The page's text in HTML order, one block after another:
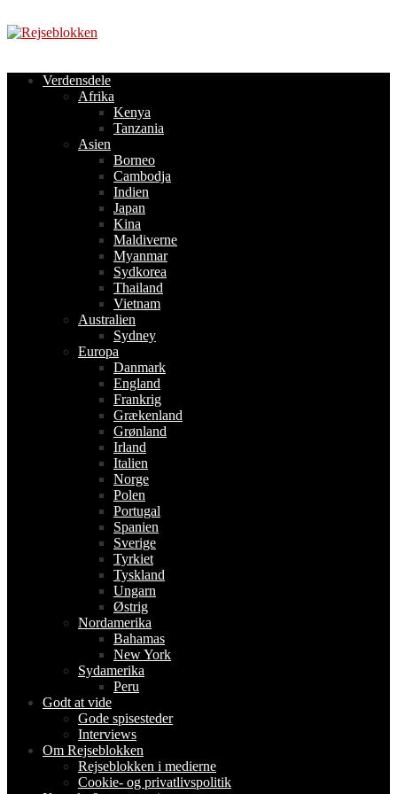
til
Verdensdele
Afrika
Kenya
Tanzania
Asien
Borneo
Cambodja
Indien
Japan
Kina
Maldiverne
Myanmar
Sydkorea
Thailand
Vietnam
Australien
Sydney
Europa
Danmark
England
Frankrig
Grækenland
Grønland
Irland
Italien
Norge
Polen
Portugal
Spanien
Sverige
Tyrkiet
Tyskland
Ungarn
Østrig
Nordamerika
Bahamas
New York
Sydamerika
Peru
Godt at vide
Gode spisesteder
Interviews
Om Rejseblokken
Rejseblokken i medierne
Cookie- og privatlivspolitik